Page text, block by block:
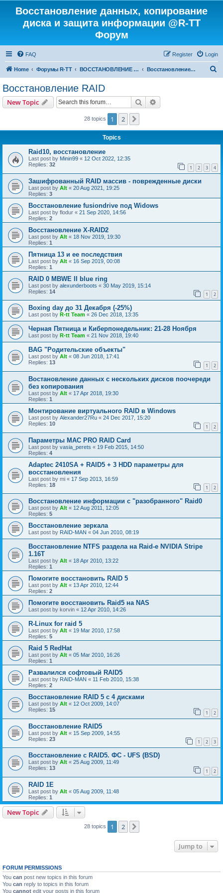
Восстановление данных, копирование
диска и защита информации @R-TT
Форум
FAQ Login
Register
Home Форумы R-TT ВОССТАНОВЛЕНИЕ ДАННЫХ И УДАЛЕННЫХ ФАЙЛОВ Восстановление RAID
Восстановление RAID
New Topic Search
28 topics 1 2
Topics
Raid10, восстановление
Last post by Minin99 « 12 Oct 2022, 12:35
Replies: 32 1 2 3 4
Зашифрованный RAID массив - поврежденные диски
Last post by Alt « 20 Aug 2021, 19:25
Replies: 3
Восстановление fusiondrive под Widows
Last post by flodur « 21 Sep 2020, 14:56
Replies: 2
Восстановление X-RAID2
Last post by Alt « 18 Nov 2019, 19:30
Replies: 1
Пятница 13 и ее последствия
Last post by Alt « 16 Sep 2019, 00:08
Replies: 1
RAID 0 MBWE II blue ring
Last post by alexunderboots « 30 May 2019, 15:14
Replies: 14 1 2
Boxing day до 31 Декабря (-25%)
Last post by R-tt Team « 26 Dec 2018, 13:35
Черная Пятница и Киберпонедельник: 21-28 Ноября
Last post by R-tt Team « 21 Nov 2018, 19:40
BAG "Родительские объекты"
Last post by Alt « 08 Jun 2018, 17:41
Replies: 13 1 2
Востановление данных с нескольких дисков поочереди
без копирования
Last post by Alt « 17 Apr 2018, 19:30
Replies: 1
Монтирование виртуального RAID в Windows
Last post by Alexander27Ru « 24 Dec 2017, 15:20
Replies: 10 1 2
Параметры МАС PRO RAID Card
Last post by vasia_perets « 19 Feb 2015, 14:50
Replies: 4
Adaptec 2410SA + RAID5 + 3 HDD параметры для
восстановления
Last post by mi « 17 Sep 2013, 16:59
Replies: 18 1 2
Восстановление информации с "разобранного" Raid0
Last post by Alt « 12 Aug 2011, 12:05
Replies: 5
Восстановление зеркала
Last post by RAID-MAN « 04 Jun 2010, 08:19
Восстановление NTFS раздела на Raid-е NVIDIA Stripe
1.16Т
Last post by Alt « 18 Apr 2010, 13:22
Replies: 1
Помогите восстановить RAID 5
Last post by Alt « 13 Apr 2010, 12:44
Replies: 2
Помогите восстановить Raid5 на NAS
Last post by korvin « 12 Apr 2010, 14:26
R-Linux for raid 5
Last post by Alt « 19 Mar 2010, 17:58
Replies: 5
Raid 5 RedHat
Last post by Alt « 05 Mar 2010, 16:26
Replies: 1
Развалился софтовый RAID5
Last post by RAID-MAN « 11 Feb 2010, 15:38
Replies: 2
Восстановление RAID 5 с 4 дисками
Last post by Alt « 12 Oct 2009, 14:07
Replies: 15 1 2
Восстановление RAID5
Last post by Alt « 15 Sep 2009, 14:55
Replies: 23 1 2 3
Восстановление с RAID5. ФС - UFS (BSD)
Last post by Alt « 25 Aug 2009, 11:49
Replies: 13 1 2
RAID 1E
Last post by Alt « 05 Aug 2009, 11:48
Replies: 1
New Topic
28 topics 1 2
Jump to
FORUM PERMISSIONS
You can post new topics in this forum
You can reply to topics in this forum
You cannot edit your posts in this forum